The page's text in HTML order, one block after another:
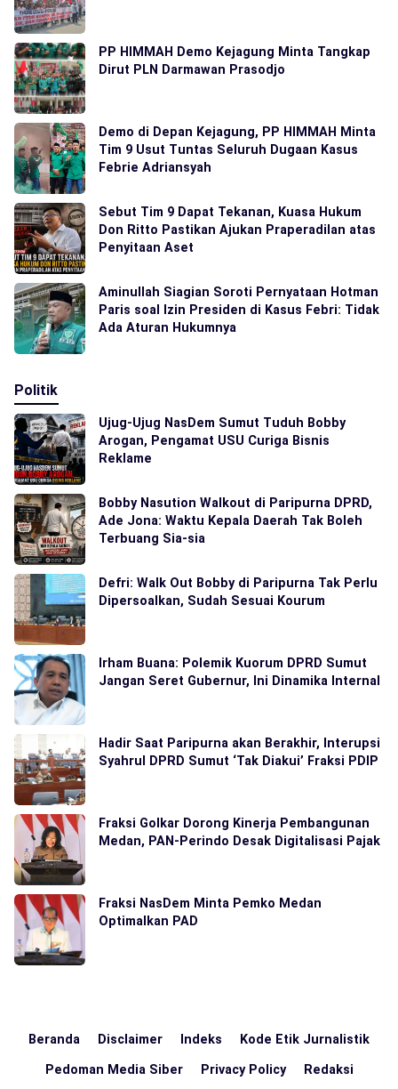
PP HIMMAH Demo Kejagung Minta Tangkap
Dirut PLN Darmawan Prasodjo
Demo di Depan Kejagung, PP HIMMAH Minta
Tim 9 Usut Tuntas Seluruh Dugaan Kasus
Febrie Adriansyah
Sebut Tim 9 Dapat Tekanan, Kuasa Hukum
Don Ritto Pastikan Ajukan Praperadilan atas
Penyitaan Aset
Aminullah Siagian Soroti Pernyataan Hotman
Paris soal Izin Presiden di Kasus Febri: Tidak
Ada Aturan Hukumnya
Politik
Ujug-Ujug NasDem Sumut Tuduh Bobby
Arogan, Pengamat USU Curiga Bisnis
Reklame
Bobby Nasution Walkout di Paripurna DPRD,
Ade Jona: Waktu Kepala Daerah Tak Boleh
Terbuang Sia-sia
Defri: Walk Out Bobby di Paripurna Tak Perlu
Dipersoalkan, Sudah Sesuai Kourum
Irham Buana: Polemik Kuorum DPRD Sumut
Jangan Seret Gubernur, Ini Dinamika Internal
Hadir Saat Paripurna akan Berakhir, Interupsi
Syahrul DPRD Sumut ‘Tak Diakui’ Fraksi PDIP
Fraksi Golkar Dorong Kinerja Pembangunan
Medan, PAN-Perindo Desak Digitalisasi Pajak
Fraksi NasDem Minta Pemko Medan
Optimalkan PAD
Beranda Disclaimer Indeks Kode Etik Jurnalistik
Pedoman Media Siber Privacy Policy Redaksi